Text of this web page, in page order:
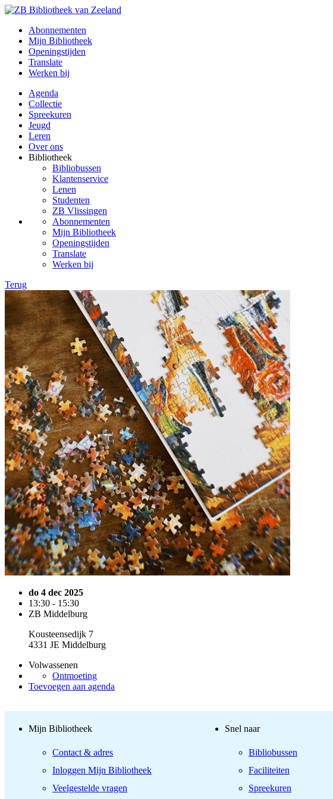
Abonnementen
Mijn Bibliotheek
Openingstijden
Translate
Werken bij
Agenda
Collectie
Spreekuren
Jeugd
Leren
Over ons
Bibliotheek
Bibliobussen
Klantenservice
Lenen
Studenten
ZB Vlissingen
Abonnementen
Mijn Bibliotheek
Openingstijden
Translate
Werken bij
Terug
do 4 dec 2025
13:30 - 15:30
ZB Middelburg
Kousteensedijk 7
4331 JE Middelburg
Volwassenen
Ontmoeting
Toevoegen aan agenda
Mijn Bibliotheek
Contact & adres
Inloggen Mijn Bibliotheek
Veelgestelde vragen
Snel naar
Bibliobussen
Faciliteiten
Spreekuren